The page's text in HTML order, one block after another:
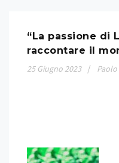
“La passione di
raccontare il
25 Giugno 2023